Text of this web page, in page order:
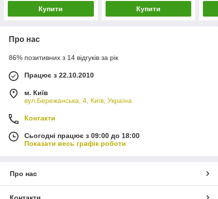
Купити Купити
Про нас
86% позитивних з 14 відгуків за рік
Працює з 22.10.2010
м. Київ
вул.Бережанська, 4, Київ, Україна
Контакти
Сьогодні працює з 09:00 до 18:00
Показати весь графік роботи
Про нас